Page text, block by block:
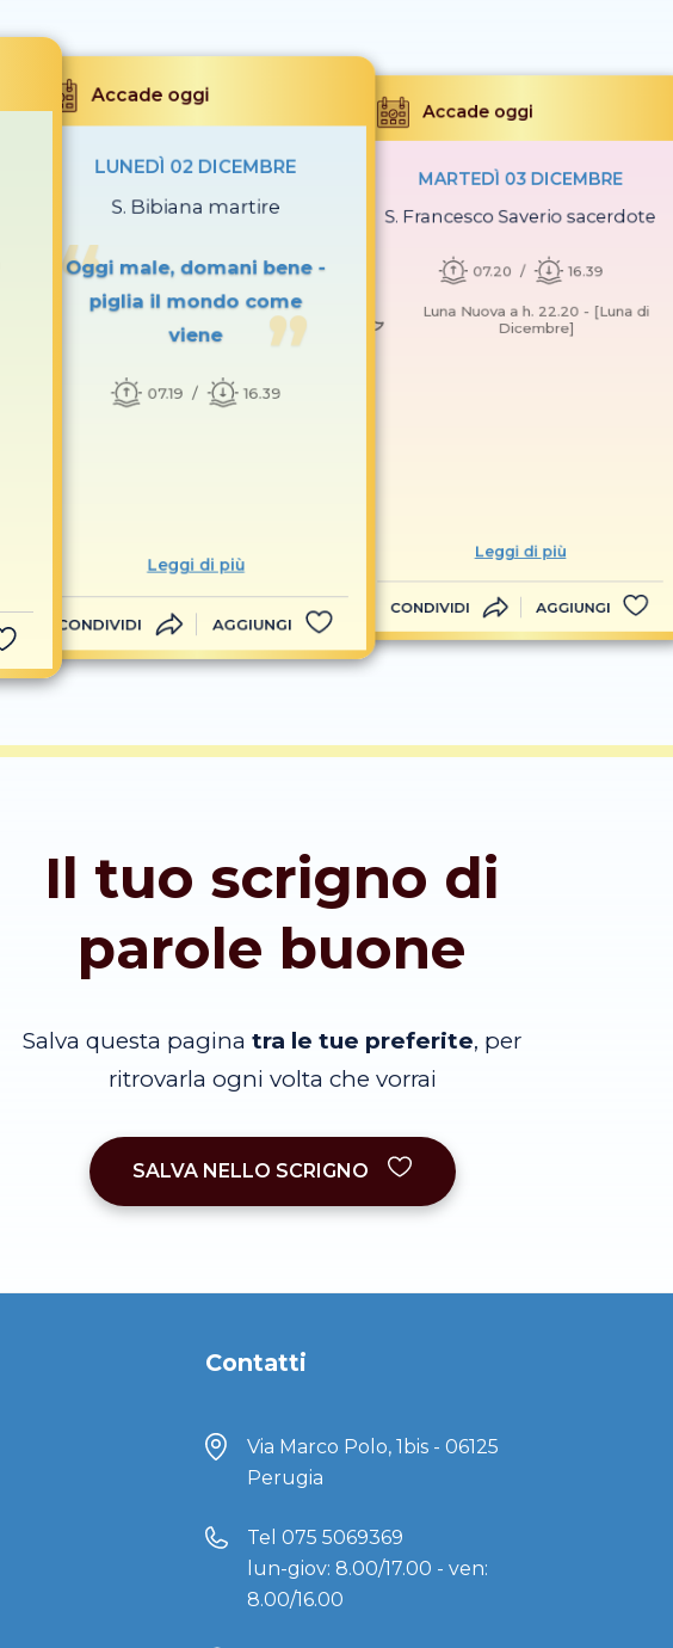
Accade oggi
LUNEDÌ 02 DICEMBRE
S. Bibiana martire
Oggi male, domani bene -
piglia il mondo come
viene
07.19 16.39
Leggi di più
CONDIVIDI AGGIUNGI
Accade oggi
MARTEDÌ 03 DICEMBRE
S. Francesco Saverio sacerdote
07.20 16.39
Luna Nuova a h. 22.20 - [Luna di
Dicembre]
Leggi di più
CONDIVIDI AGGIUNGI
Il tuo scrigno di
parole buone
Salva questa pagina tra le tue preferite, per
ritrovarla ogni volta che vorrai
SALVA NELLO SCRIGNO
Contatti
Via Marco Polo, 1bis - 06125
Perugia
Tel 075 5069369
lun-giov: 8.00/17.00 - ven:
8.00/16.00